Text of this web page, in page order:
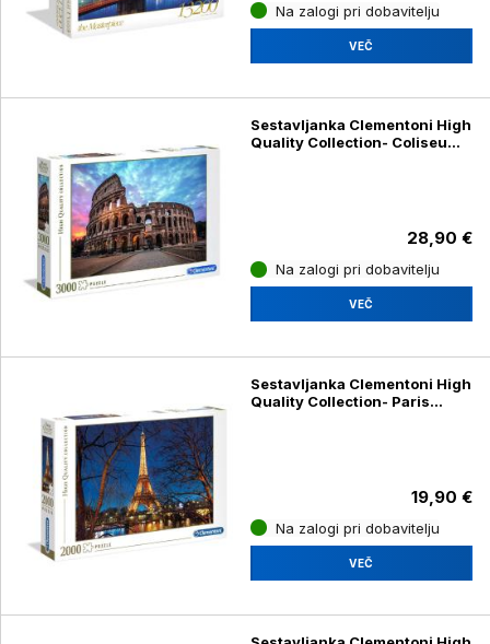
Na zalogi pri dobavitelju
VEČ
Sestavljanka Clementoni High
Quality Collection- Coliseum
28,90 €
Na zalogi pri dobavitelju
VEČ
Sestavljanka Clementoni High
Quality Collection- Paris
19,90 €
Na zalogi pri dobavitelju
VEČ